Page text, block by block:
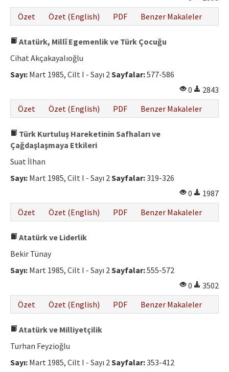
Özet
Özet (English) PDF Benzer Makaleler
Atatürk, Millî Egemenlik ve Türk Çocuğu
Cihat Akçakayalıoğlu
Sayı: Mart 1985, Cilt I - Sayı 2Sayfalar:577-586
0
2843
Özet
Özet (English) PDF Benzer Makaleler
Türk Kurtuluş Hareketinin Safhaları ve
Çağdaşlaşmaya Etkileri
Suat İlhan
Sayı: Mart 1985, Cilt I - Sayı 2Sayfalar:319-326
0
1987
Özet
Özet (English) PDF Benzer Makaleler
Atatürk ve Liderlik
Bekir Tünay
Sayı: Mart 1985, Cilt I - Sayı 2Sayfalar:555-572
0
3502
Özet
Özet (English) PDF Benzer Makaleler
Atatürk ve Milliyetçilik
Turhan Feyzioğlu
Sayı: Mart 1985, Cilt I - Sayı 2Sayfalar:353-412